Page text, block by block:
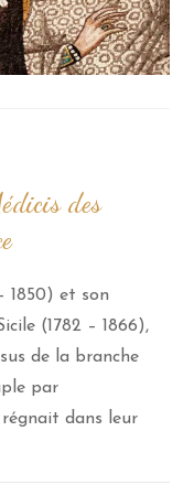
des
1850) et son
(1782 – 1866),
de la branche
par
régnait dans leur